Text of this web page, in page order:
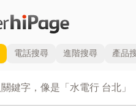
電話搜尋 進階搜尋 產品